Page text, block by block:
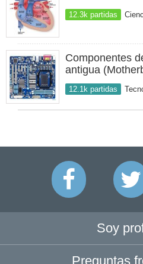
12.3k partidas
Componentes
antigua
12.1k partidas
Soy
Preguntas